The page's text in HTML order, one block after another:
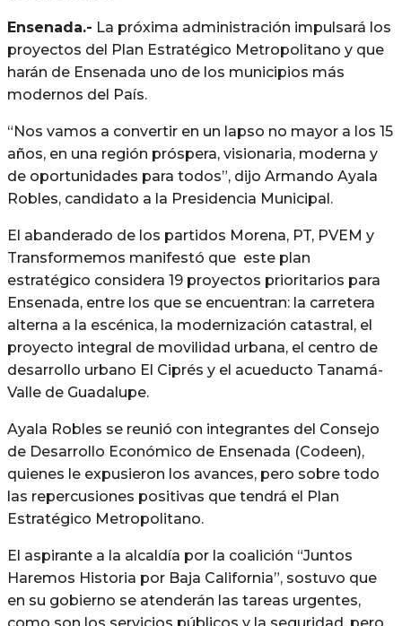
Ensenada.- La próxima administración impulsará los
proyectos del Plan Estratégico Metropolitano y que
harán de Ensenada uno de los municipios más
modernos del País.
“Nos vamos a convertir en un lapso no mayor a los 15
años, en una región próspera, visionaria, moderna y
de oportunidades para todos”, dijo Armando Ayala
Robles, candidato a la Presidencia Municipal.
El abanderado de los partidos Morena, PT, PVEM y
Transformemos manifestó que este plan
estratégico considera 19 proyectos prioritarios para
Ensenada, entre los que se encuentran: la carretera
alterna a la escénica, la modernización catastral, el
proyecto integral de movilidad urbana, el centro de
desarrollo urbano El Ciprés y el acueducto Tanamá-
Valle de Guadalupe.
Ayala Robles se reunió con integrantes del Consejo
de Desarrollo Económico de Ensenada (Codeen),
quienes le expusieron los avances, pero sobre todo
las repercusiones positivas que tendrá el Plan
Estratégico Metropolitano.
El aspirante a la alcaldía por la coalición “Juntos
Haremos Historia por Baja California”, sostuvo que
en su gobierno se atenderán las tareas urgentes,